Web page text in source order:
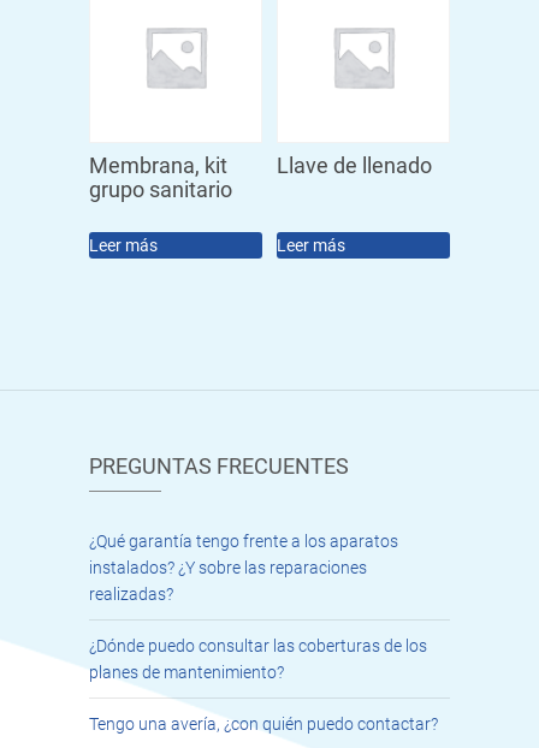
Membrana, kit
grupo sanitario
Leer más
Llave de llenado
Leer más
PREGUNTAS FRECUENTES
¿Qué garantía tengo frente a los aparatos
instalados? ¿Y sobre las reparaciones
realizadas?
¿Dónde puedo consultar las coberturas de los
planes de mantenimiento?
Tengo una avería, ¿con quién puedo contactar?